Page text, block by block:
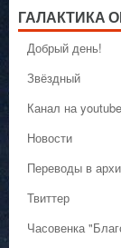
ГАЛАКТИКA
Добрый день!
Звёздный
Канал на
Новости
Переводы в
Твиттер
Часовенка